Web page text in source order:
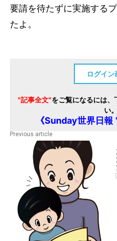
要請を待たずに実施する
たよ。
ログイン
"記事全文"をご覧になるには、
い。
《Sunday世界日報
Previous article